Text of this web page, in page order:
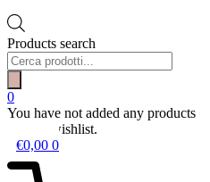
Products search
0
You have not added any products
to your wishlist.
€0,00 0